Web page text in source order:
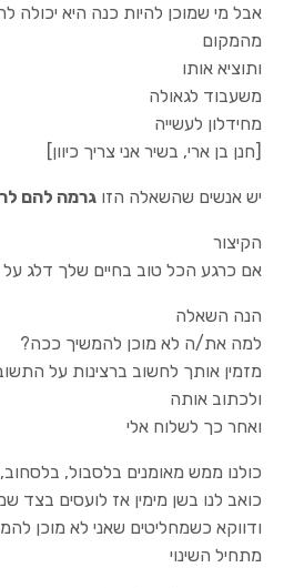
אבל מי שמוכן להיות כנה היא יכולה
מהמקום
ותוציא אותו
משעבוד לגאולה
מחידלון לעשייה
[חנן בן ארי, בשיר אני צריך כיוון]
יש אנשים שהשאלה הזו גרמה להם
הקיצור
אם כרגע הכל טוב בחיים שלך דלג
הנה השאלה
למה את/ה לא מוכן להמשיך ככה?
מזמין אותך לחשוב ברצינות על
ולכתוב אותה
ואחר כך לשלוח אלי
כולנו ממש מאומנים בלסבול,
כואב לנו בשן מימין אז לועסים בצד
ודווקא כשמחליטים שאני לא מוכן
מתחיל השינוי